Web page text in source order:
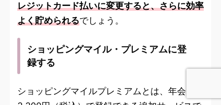
レジットカード払いに変更すると、さらに効率
よく貯められるでしょう。
ショッピングマイル・プレミアムに登
録する
ショッピングマイルプレミアムとは、年会費